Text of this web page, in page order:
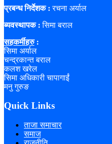
प्रबन्ध निर्देशक : रचना अर्याल
ब्यवस्थापक : सिमा बराल
सहकर्मीहरु:
सिमा अर्याल
चन्द्रकान्त बराल
कलश खरेल
सिमा अधिकारी चापागाईं
मनु गुरुङ
Quick Links
ताजा समाचार
समाज